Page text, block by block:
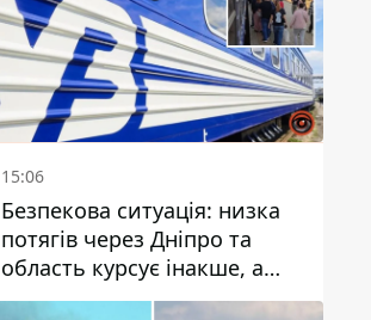
15:06
Безпекова ситуація: низка
потягів через Дніпро та
область курсує інакше, а
частину шляху замінили